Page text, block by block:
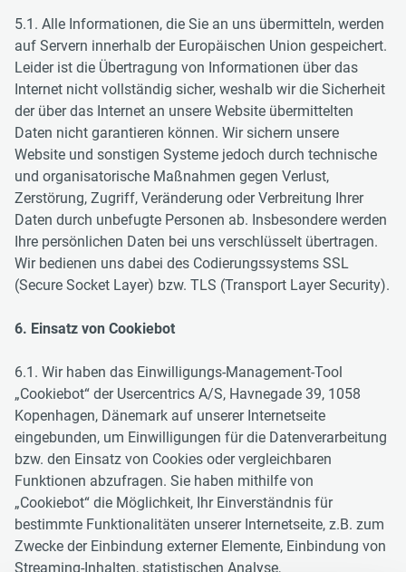
5.1. Alle Informationen, die Sie an uns übermitteln, werden
auf Servern innerhalb der Europäischen Union gespeichert.
Leider ist die Übertragung von Informationen über das
Internet nicht vollständig sicher, weshalb wir die Sicherheit
der über das Internet an unsere Website übermittelten
Daten nicht garantieren können. Wir sichern unsere
Website und sonstigen Systeme jedoch durch technische
und organisatorische Maßnahmen gegen Verlust,
Zerstörung, Zugriff, Veränderung oder Verbreitung Ihrer
Daten durch unbefugte Personen ab. Insbesondere werden
Ihre persönlichen Daten bei uns verschlüsselt übertragen.
Wir bedienen uns dabei des Codierungssystems SSL
(Secure Socket Layer) bzw. TLS (Transport Layer Security).
6. Einsatz von Cookiebot
6.1. Wir haben das Einwilligungs-Management-Tool
„Cookiebot“ der Usercentrics A/S, Havnegade 39, 1058
Kopenhagen, Dänemark auf unserer Internetseite
eingebunden, um Einwilligungen für die Datenverarbeitung
bzw. den Einsatz von Cookies oder vergleichbaren
Funktionen abzufragen. Sie haben mithilfe von
„Cookiebot“ die Möglichkeit, Ihr Einverständnis für
bestimmte Funktionalitäten unserer Internetseite, z.B. zum
Zwecke der Einbindung externer Elemente, Einbindung von
Streaming-Inhalten, statistischen Analyse,